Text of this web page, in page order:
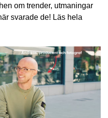
om trender, utmaningar
svarade de! Läs hela